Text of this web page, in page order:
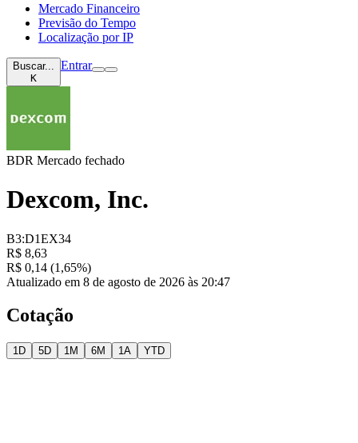
Mercado Financeiro
Previsão do Tempo
Localização por IP
Buscar...
K
Entrar
BDR Mercado fechado
Dexcom, Inc.
B3:D1EX34
R$ 8,63
R$ 0,14 (1,65%)
Atualizado em 8 de agosto de 2026 às 20:47
Cotação
1D 5D 1M 6M 1A YTD